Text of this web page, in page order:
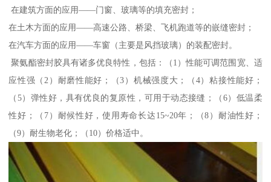
在建筑方面的应用——门窗、玻璃等的填充密封；
在土木方面的应用——高速公路、桥梁、飞机跑道等的嵌缝密封；
在汽车方面的应用——车窗（主要是风挡玻璃）的装配密封。
聚氨酯密封胶具有诸多优良特性，包括：（1）性能可调范围宽、适
应性强（2）耐磨性能好；（3）机械强度大；（4）粘接性能好；
（5）弹性好，具有优良的复原性，可用于动态接缝；（6）低温柔
性好；（7）耐候性好，使用寿命长达15~20年；（8）耐油性好；
（9）耐生物老化；（10）价格适中。